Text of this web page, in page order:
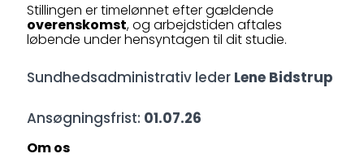
Stillingen er timelønnet efter gældende
overenskomst, og arbejdstiden aftales
løbende under hensyntagen til dit studie.
Sundhedsadministrativ leder Lene Bidstrup
Ansøgningsfrist: 01.07.26
Om os